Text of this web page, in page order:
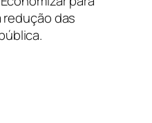
redução das